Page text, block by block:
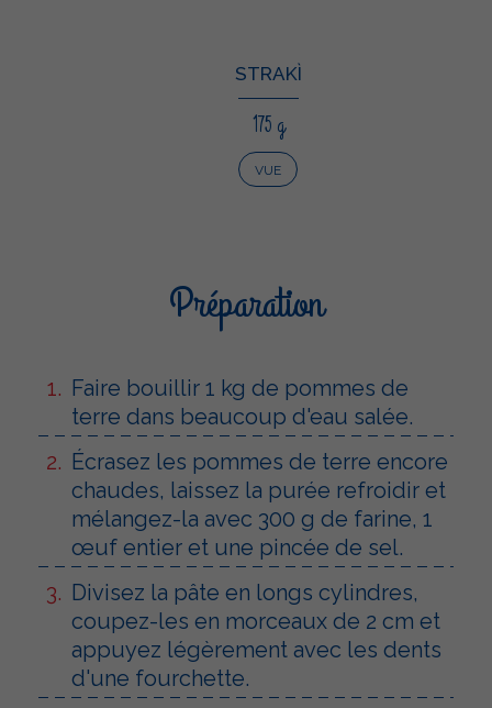
STRAKÌ
175 g
VUE
Préparation
Faire bouillir 1 kg de pommes de
terre dans beaucoup d'eau salée.
Écrasez les pommes de terre encore
chaudes, laissez la purée refroidir et
mélangez-la avec 300 g de farine, 1
œuf entier et une pincée de sel.
Divisez la pâte en longs cylindres,
coupez-les en morceaux de 2 cm et
appuyez légèrement avec les dents
d'une fourchette.